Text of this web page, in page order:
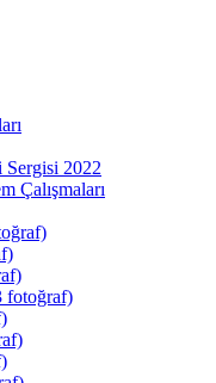
Sergisi 2022
Çalışmaları
fotoğraf)